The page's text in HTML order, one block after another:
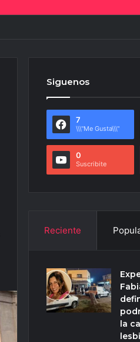
Siguenos
7
\\\"Me Gusta\\\"
0
Suscribite
Reciente
la